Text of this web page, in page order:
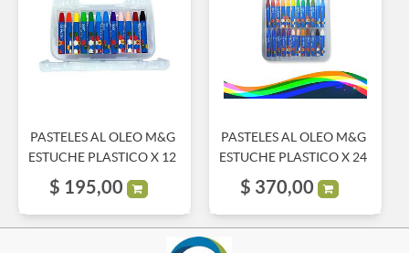
PASTELES AL OLEO M&G
ESTUCHE PLASTICO X 12
$ 195,00
PASTELES AL OLEO M&G
ESTUCHE PLASTICO X 24
$ 370,00